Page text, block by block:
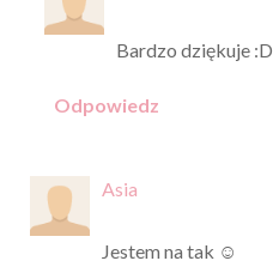
Bardzo dziękuje :D
Odpowiedz
Asia
Jestem na tak ☺